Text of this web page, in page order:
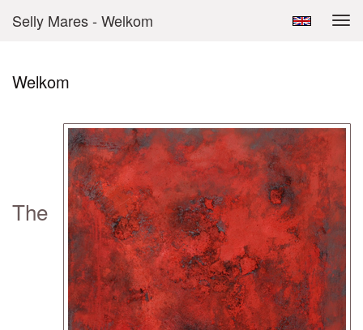
Selly Mares - Welkom
Welkom
The